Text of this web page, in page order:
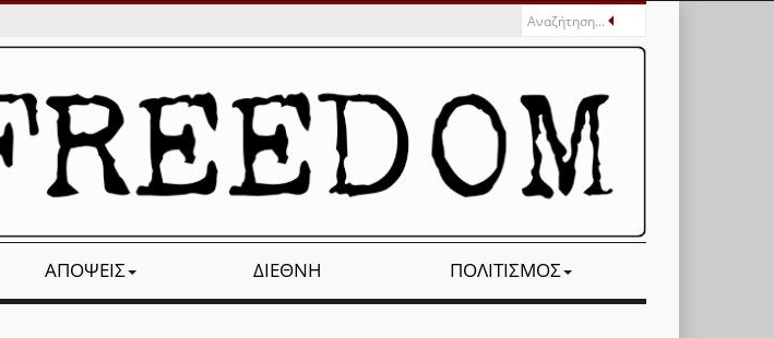
ΑΠΌΨΕΙΣ ΔΙΕΘΝΉ ΠΟΛΙΤΙΣΜΌΣ